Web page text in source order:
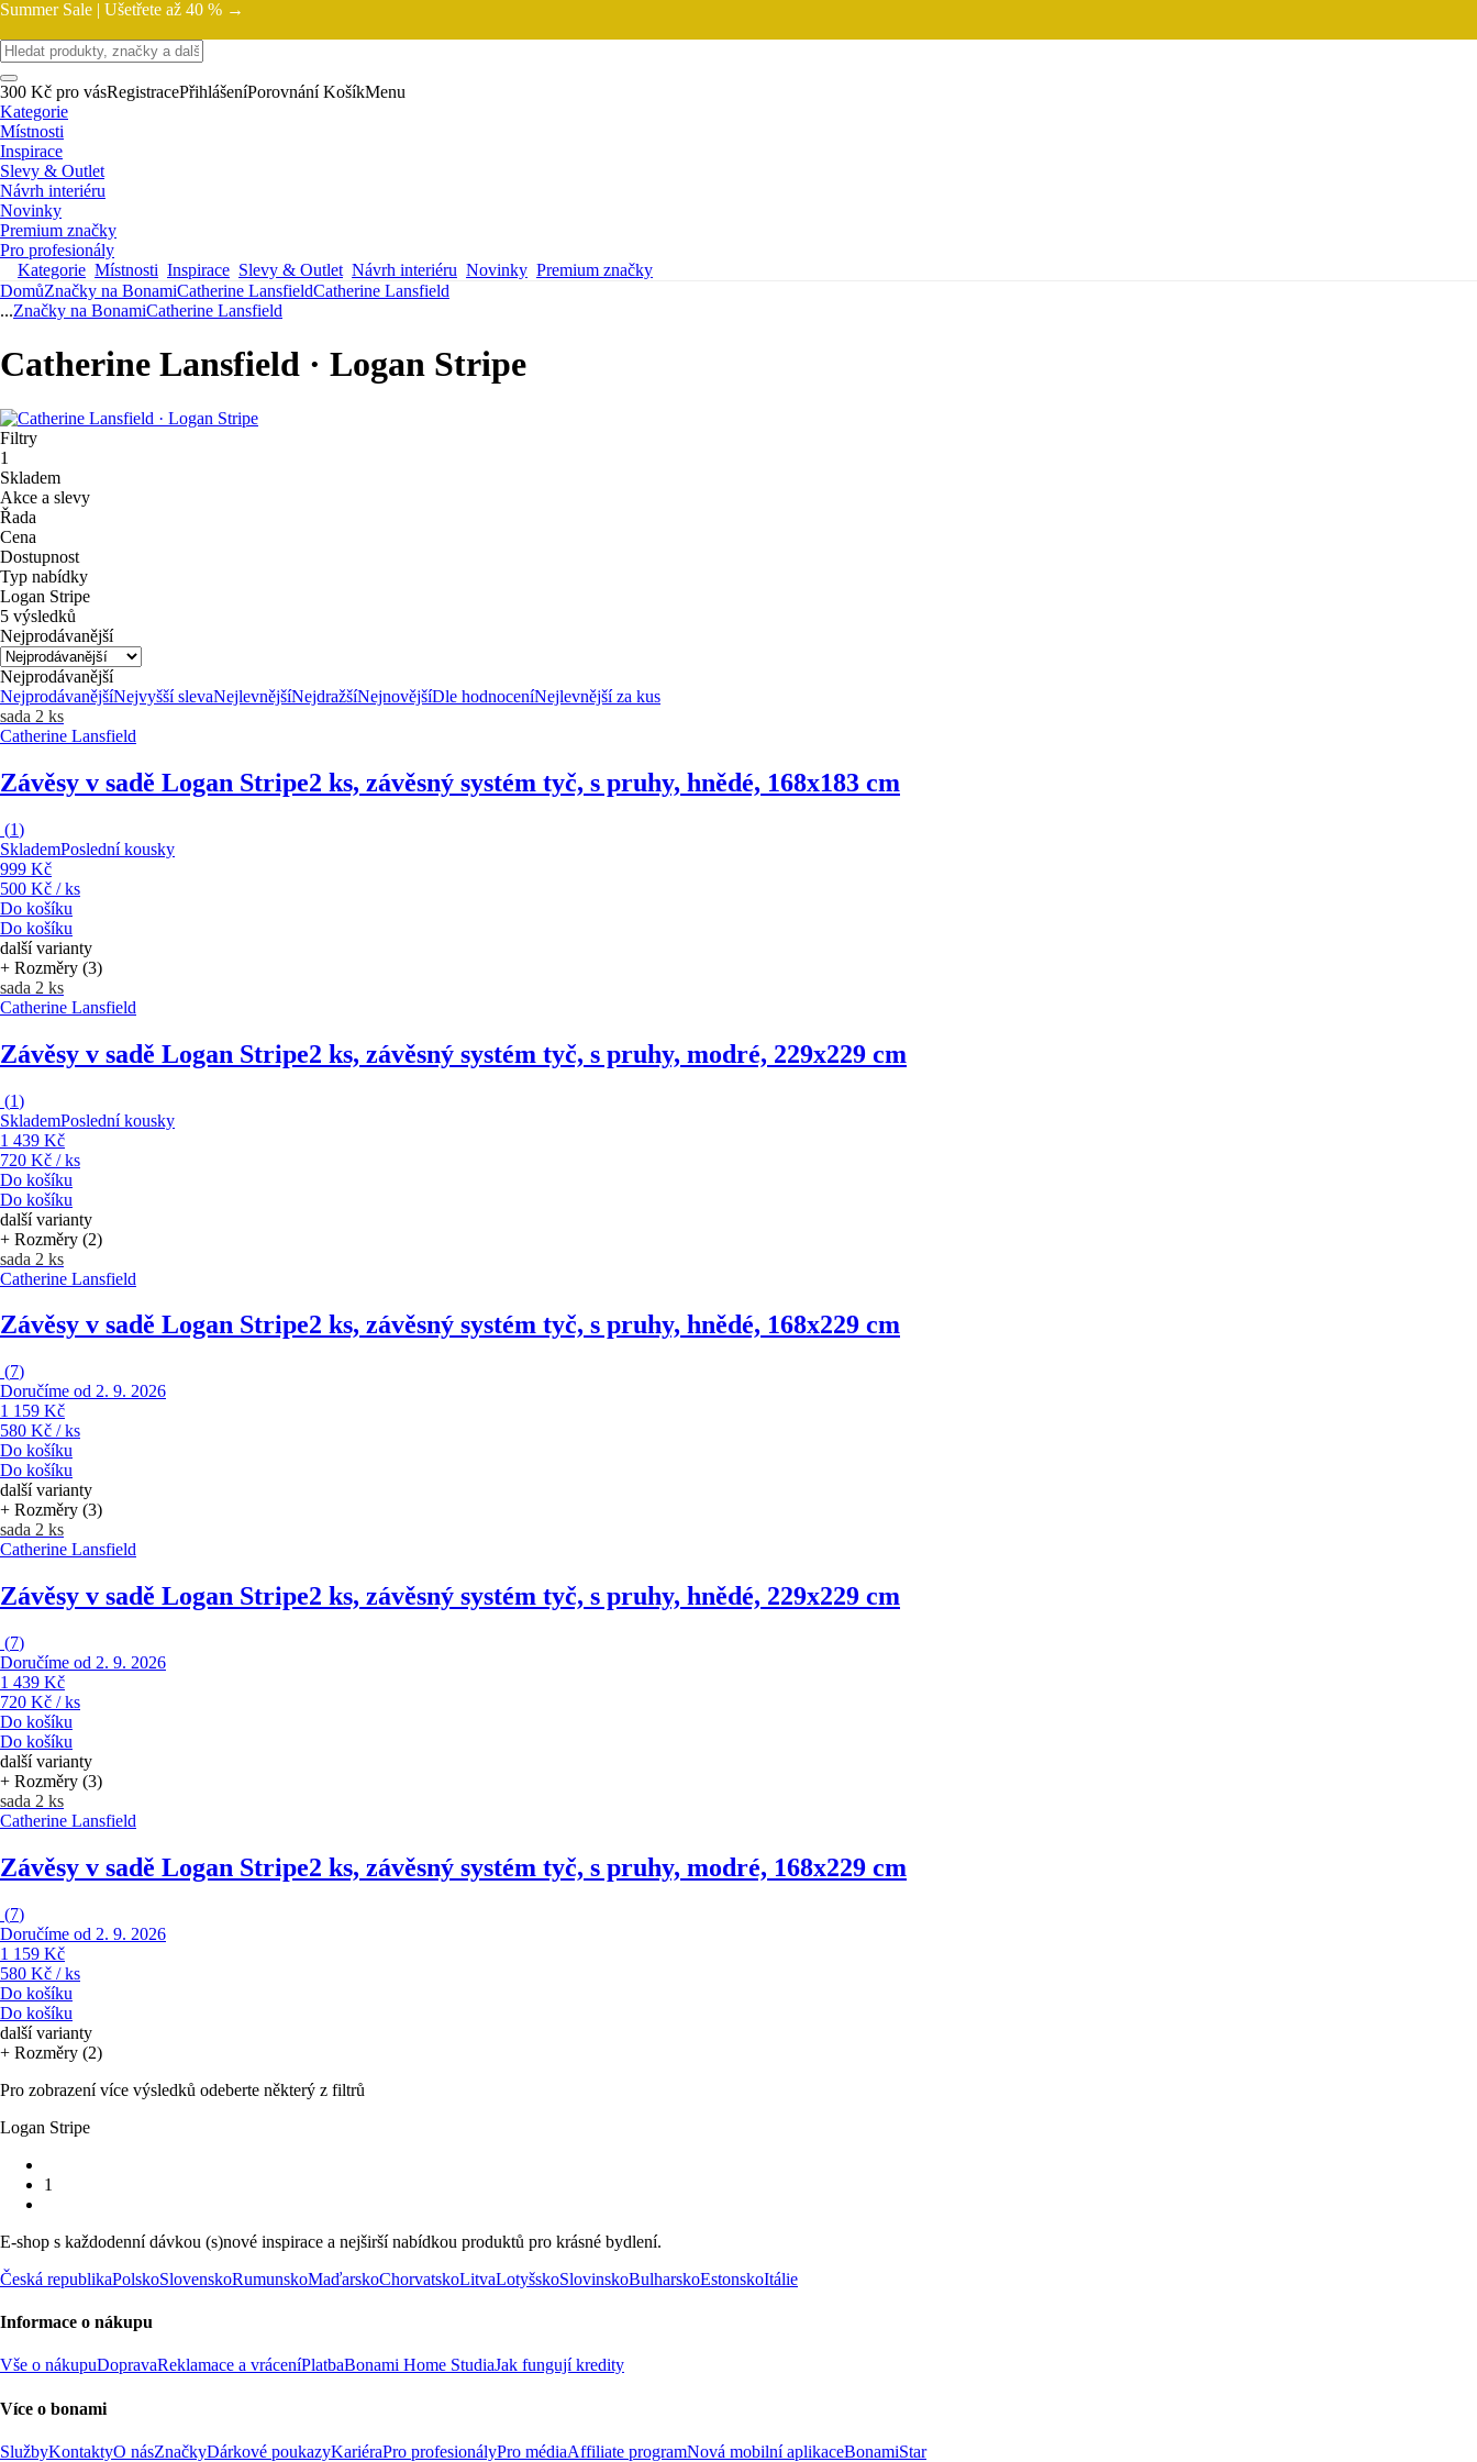
Summer Sale | Ušetřete až 40 % →
300 Kč pro vásRegistracePřihlášeníPorovnání KošíkMenu
Kategorie
Místnosti
Inspirace
Slevy & Outlet
Návrh interiéru
Novinky
Premium značky
Pro profesionály
Kategorie Místnosti Inspirace Slevy & Outlet Návrh interiéru Novinky Premium značky
DomůZnačky na BonamiCatherine LansfieldCatherine Lansfield
...Značky na BonamiCatherine Lansfield
Catherine Lansfield · Logan Stripe
Filtry
1
Skladem
Akce a slevy
Řada
Cena
Dostupnost
Typ nabídky
Logan Stripe
5 výsledků
Nejprodávanější
Nejprodávanější
NejprodávanějšíNejvyšší slevaNejlevnějšíNejdražšíNejnovějšíDle hodnoceníNejlevnější za kus
sada 2 ks
Catherine Lansfield
Závěsy v sadě Logan Stripe2 ks, závěsný systém tyč, s pruhy, hnědé, 168x183 cm
(1)
SklademPoslední kousky
999 Kč
500 Kč / ks
Do košíku
Do košíku
další varianty
+ Rozměry (3)
sada 2 ks
Catherine Lansfield
Závěsy v sadě Logan Stripe2 ks, závěsný systém tyč, s pruhy, modré, 229x229 cm
(1)
SklademPoslední kousky
1 439 Kč
720 Kč / ks
Do košíku
Do košíku
další varianty
+ Rozměry (2)
sada 2 ks
Catherine Lansfield
Závěsy v sadě Logan Stripe2 ks, závěsný systém tyč, s pruhy, hnědé, 168x229 cm
(7)
Doručíme od 2. 9. 2026
1 159 Kč
580 Kč / ks
Do košíku
Do košíku
další varianty
+ Rozměry (3)
sada 2 ks
Catherine Lansfield
Závěsy v sadě Logan Stripe2 ks, závěsný systém tyč, s pruhy, hnědé, 229x229 cm
(7)
Doručíme od 2. 9. 2026
1 439 Kč
720 Kč / ks
Do košíku
Do košíku
další varianty
+ Rozměry (3)
sada 2 ks
Catherine Lansfield
Závěsy v sadě Logan Stripe2 ks, závěsný systém tyč, s pruhy, modré, 168x229 cm
(7)
Doručíme od 2. 9. 2026
1 159 Kč
580 Kč / ks
Do košíku
Do košíku
další varianty
+ Rozměry (2)
Pro zobrazení více výsledků odeberte některý z filtrů
Logan Stripe
1
E-shop s každodenní dávkou (s)nové inspirace a nejširší nabídkou produktů pro krásné bydlení.
Česká republikaPolskoSlovenskoRumunskoMaďarskoChorvatskoLitvaLotyšskoSlovinskoBulharskoEstonskoItálie
Informace o nákupu
Vše o nákupuDopravaReklamace a vráceníPlatbaBonami Home StudiaJak fungují kredity
Více o bonami
SlužbyKontaktyO násZnačkyDárkové poukazyKariéraPro profesionályPro médiaAffiliate programNová mobilní aplikaceBonamiStar